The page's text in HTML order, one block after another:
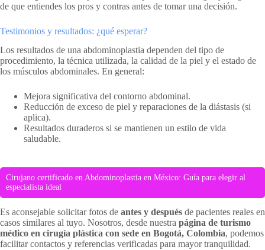
de que entiendes los pros y contras antes de tomar una decisión.
Testimonios y resultados: ¿qué esperar?
Los resultados de una abdominoplastia dependen del tipo de
procedimiento, la técnica utilizada, la calidad de la piel y el estado de
los músculos abdominales. En general:
Mejora significativa del contorno abdominal.
Reducción de exceso de piel y reparaciones de la diástasis (si
aplica).
Resultados duraderos si se mantienen un estilo de vida
saludable.
Cirujano certificado en Abdominoplastia en México: Guía para elegir al
especialista ideal
Es aconsejable solicitar fotos de antes y después de pacientes reales en
casos similares al tuyo. Nosotros, desde nuestra página de turismo
médico en cirugía plástica con sede en Bogotá, Colombia, podemos
facilitar contactos y referencias verificadas para mayor tranquilidad.